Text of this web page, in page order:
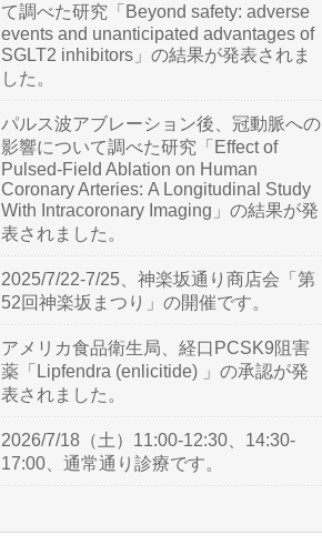
て調べた研究「Beyond safety: adverse
events and unanticipated advantages of
SGLT2 inhibitors」の結果が発表されま
した。
パルス波アブレーション後、冠動脈への
影響について調べた研究「Effect of
Pulsed-Field Ablation on Human
Coronary Arteries: A Longitudinal Study
With Intracoronary Imaging」の結果が発
表されました。
2025/7/22-7/25、神楽坂通り商店会「第
52回神楽坂まつり」の開催です。
アメリカ食品衛生局、経口PCSK9阻害
薬「Lipfendra (enlicitide) 」の承認が発
表されました。
2026/7/18（土）11:00-12:30、14:30-
17:00、通常通り診療です。